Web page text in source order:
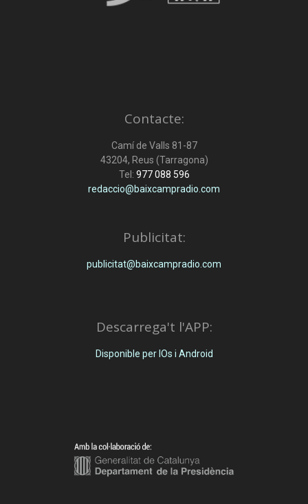
Contacte:
Camí de Valls 81-87
43204, Reus (Tarragona)
Tel: 977 088 596
redaccio@baixcampradio.com
Publicitat:
publicitat@baixcampradio.com
Descarrega't l'APP:
Disponible per IOs i Android